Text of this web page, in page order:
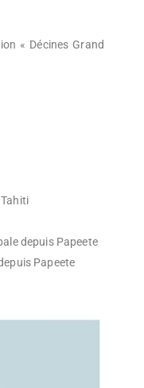
« Décines Grand
Tahiti
depuis Papeete
Papeete